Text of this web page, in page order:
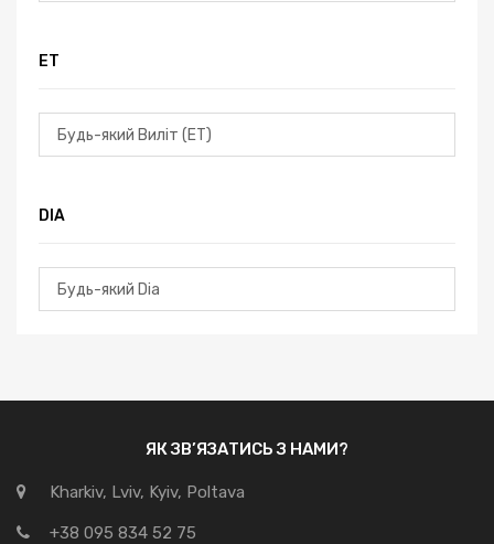
ЕТ
DIA
ЯК ЗВ’ЯЗАТИСЬ З НАМИ?
Kharkiv, Lviv, Kyiv, Poltava
+38 095 834 52 75